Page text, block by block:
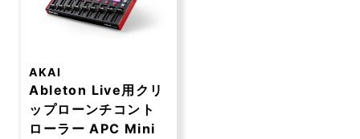
AKAI
Ableton Live用クリ
ップローンチコント
ローラー APC Mini